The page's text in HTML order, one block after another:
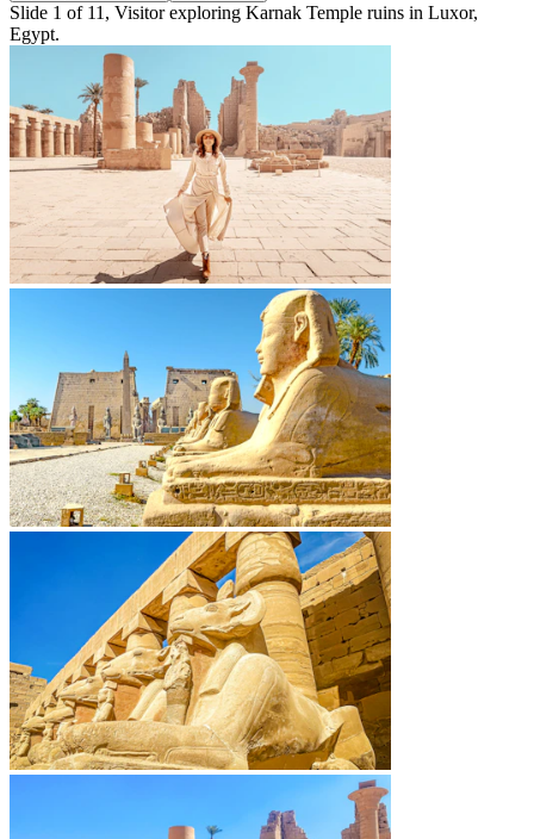
Slide 1 of 11, Visitor exploring Karnak Temple ruins in Luxor,
Egypt.